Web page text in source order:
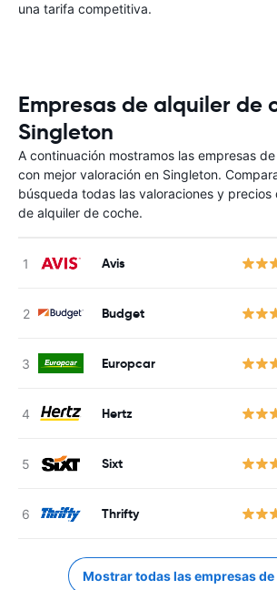
una tarifa competitiva.
Empresas de alquiler de
Singleton
A continuación mostramos las empresas
con mejor valoración en Singleton.
búsqueda todas las valoraciones y precios
de alquiler de coche.
Avis
Budget
Europcar
Hertz
Sixt
Thrifty
Mostrar todas las empresas